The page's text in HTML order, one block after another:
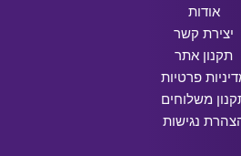
אודות
יצירת קשר
תקנון אתר
פרטיות
משלוחים
נגישות